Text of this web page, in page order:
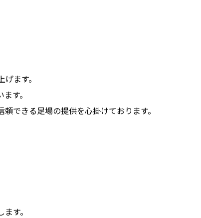
ます。
す。
できる足場の提供を心掛けております。
す。